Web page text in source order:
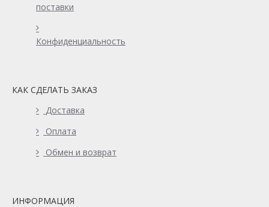
поставки
Конфиденциальность
КАК СДЕЛАТЬ ЗАКАЗ
Доставка
Оплата
Обмен и возврат
ИНФОРМАЦИЯ